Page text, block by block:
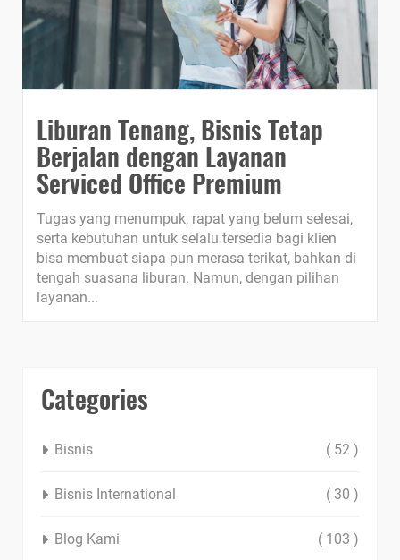
Liburan Tenang, Bisnis Tetap
Berjalan dengan Layanan
Serviced Office Premium
Tugas yang menumpuk, rapat yang belum selesai,
serta kebutuhan untuk selalu tersedia bagi klien
bisa membuat siapa pun merasa terikat, bahkan di
tengah suasana liburan. Namun, dengan pilihan
layanan...
Categories
Bisnis ( 52 )
Bisnis International ( 30 )
Blog Kami ( 103 )